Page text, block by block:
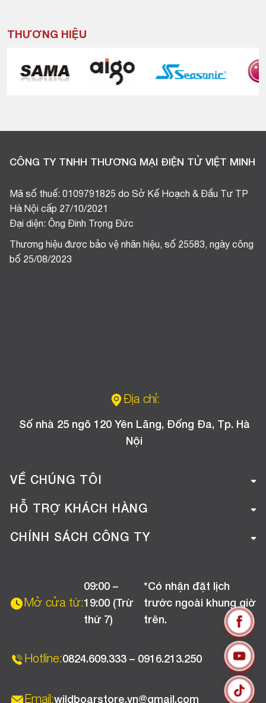
THƯƠNG HIỆU
CÔNG TY TNHH THƯƠNG MẠI ĐIỆN TỬ VIỆT MINH
Mã số thuế: 0109791825 do Sở Kế Hoạch & Đầu Tư TP
Hà Nội cấp 27/10/2021
Đại diện: Ông Đinh Trọng Đức
Thương hiệu được bảo vệ nhãn hiệu, số 25583, ngày công
bố 25/08/2023
Địa chỉ:
Số nhà 25 ngõ 120 Yên Lãng, Đống Đa, Tp. Hà
Nội
VỀ CHÚNG TÔI
Giới thiệu công ty
Tuyển dụng
HỖ TRỢ KHÁCH HÀNG
Hướng dẫn mua hàng online
Chương trình khuyến mãi
CHÍNH SÁCH CÔNG TY
Chính sách bảo hành
Mở cửa từ:
09:00 –
19:00 (Trừ
thứ 7)
*Có nhận đặt lịch
trước ngoài khung giờ
trên.
Hotline:0824.609.333 – 0916.213.250
Email:wildboarstore.vn@gmail.com